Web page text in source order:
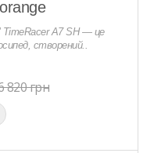
TimeRacer A7 SH — це
створений..
820 грн